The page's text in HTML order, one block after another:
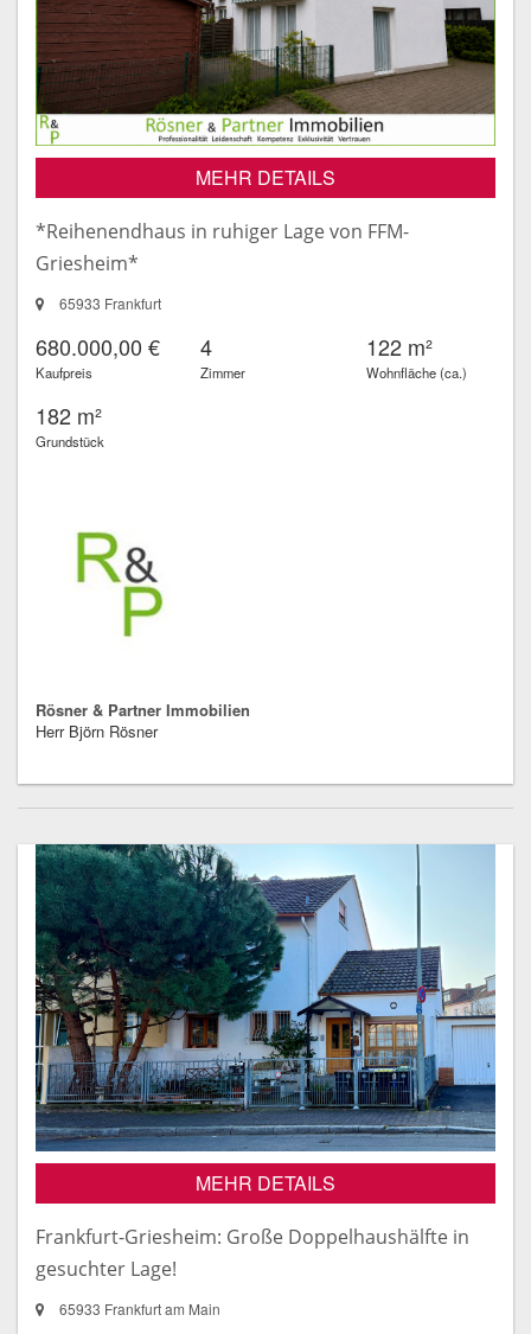
MEHR DETAILS
*Reihenendhaus in ruhiger Lage von FFM-
Griesheim*
65933 Frankfurt
680.000,00 €
Kaufpreis
4
Zimmer
122 m²
Wohnfläche (ca.)
182 m²
Grundstück
Rösner & Partner Immobilien
Herr Björn Rösner
MEHR DETAILS
Frankfurt-Griesheim: Große Doppelhaushälfte in
gesuchter Lage!
65933 Frankfurt am Main